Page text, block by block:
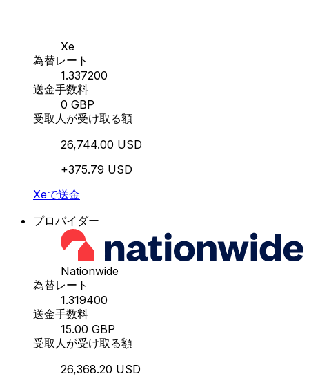
Xe
為替レート
1.337200
送金手数料
0 GBP
受取人が受け取る額
26,744.00 USD
+375.79 USD
Xeで送金
プロバイダー
Nationwide
為替レート
1.319400
送金手数料
15.00 GBP
受取人が受け取る額
26,368.20 USD